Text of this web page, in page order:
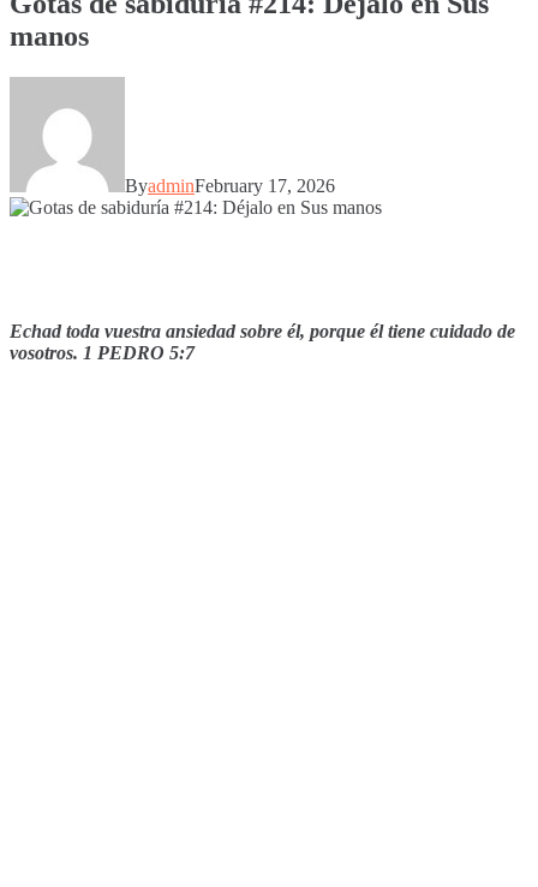
manos
ByadminFebruary 17, 2026
Echad toda vuestra ansiedad sobre él, porque él tiene cuidado de
vosotros. 1 PEDRO 5:7